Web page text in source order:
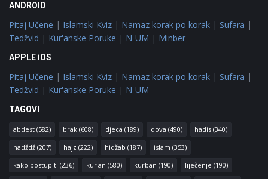
ANDROID
Pitaj Učene | Islamski Kviz | Namaz korak po korak | Sufara |
Tedžvid | Kur'anske Poruke | N-UM | Minber
APPLE iOS
Pitaj Učene | Islamski Kviz | Namaz korak po korak | Sufara |
Tedžvid | Kur'anske Poruke | N-UM
TAGOVI
abdest (582) brak (608) djeca (189) dova (490) hadis (340)
hadždž (207) hajz (222) hidžab (187) islam (353)
kako postupiti (236) kur'an (580) kurban (190) liječenje (190)